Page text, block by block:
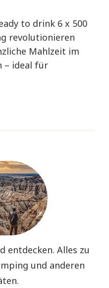
to drink 6 x 500
revolutionieren
Mahlzeit im
– ideal für
entdecken. Alles zu
und anderen